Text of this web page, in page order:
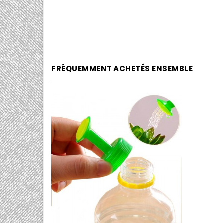
FRÉQUEMMENT ACHETÉS ENSEMBLE
 0/5